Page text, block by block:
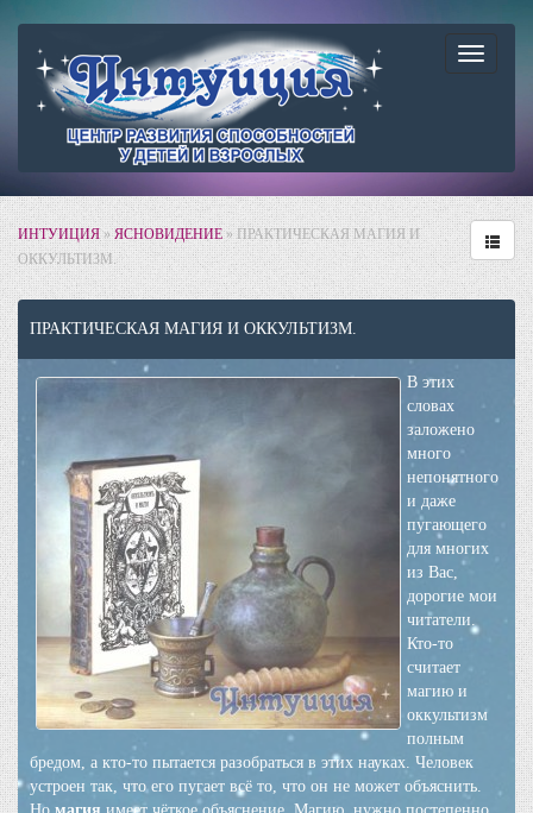
ИНТУИЦИЯ»ЯСНОВИДЕНИЕ» ПРАКТИЧЕСКАЯ МАГИЯ И
ОККУЛЬТИЗМ.
ПРАКТИЧЕСКАЯ МАГИЯ И ОККУЛЬТИЗМ.
В этих
словах
заложено
много
непонятного
и даже
пугающего
для многих
из Вас,
дорогие мои
читатели.
Кто-то
считает
магию и
оккультизм
полным
бредом, а кто-то пытается разобраться в этих науках. Человек
устроен так, что его пугает всё то, что он не может объяснить.